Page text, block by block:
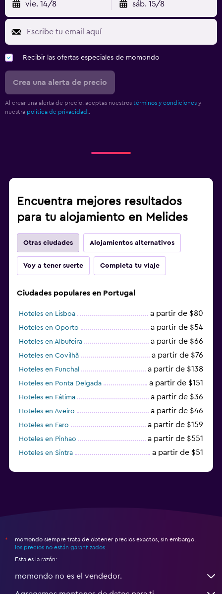
vie. 14/8 sáb. 15/8
Recibir las ofertas especiales de momondo
Crea una alerta de precio
Al crear una alerta de precio, aceptas nuestros términos y condiciones y
nuestra política de privacidad.
Encuentra mejores resultados
para tu alojamiento en Melides
Otras ciudades Alojamientos alternativos
Voy a tener suerte Completa tu viaje
Ciudades populares en Portugal
Hoteles en Lisboa a partir de $80
Hoteles en Oporto a partir de $54
Hoteles en Albufeira a partir de $66
Hoteles en Covilhã a partir de $76
Hoteles en Funchal a partir de $138
Hoteles en Ponta Delgada a partir de $151
Hoteles en Fátima a partir de $36
Hoteles en Aveiro a partir de $46
Hoteles en Faro a partir de $159
Hoteles en Pinhao a partir de $551
Hoteles en Sintra a partir de $51
*
momondo siempre trata de obtener precios exactos, sin embargo,
los precios no están garantizados
Esta es la razón:
momondo no es el vendedor.